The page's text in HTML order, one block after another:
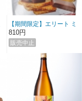
【期間限定】エリート ミ
ルク ヘーゼルナッツクロ
ッカン
810円